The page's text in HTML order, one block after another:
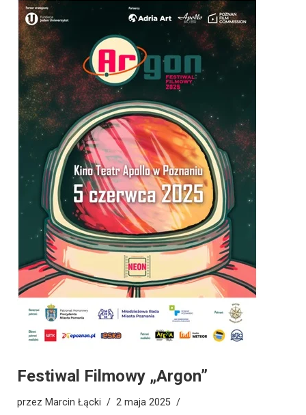
Festiwal Filmowy „Argon”
przez Marcin Łącki 2 maja 2025